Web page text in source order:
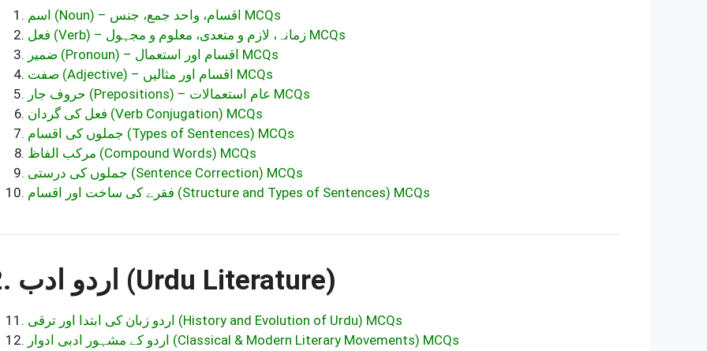
اسم (Noun) – اقسام، واحد جمع، جنس MCQs
فعل (Verb) – زمانہ، لازم و متعدی، معلوم و مجہول MCQs
ضمیر (Pronoun) – اقسام اور استعمال MCQs
صفت (Adjective) – اقسام اور مثالیں MCQs
حروف جار (Prepositions) – عام استعمالات MCQs
فعل کی گردان (Verb Conjugation) MCQs
جملوں کی اقسام (Types of Sentences) MCQs
مرکب الفاظ (Compound Words) MCQs
جملوں کی درستی (Sentence Correction) MCQs
فقرے کی ساخت اور اقسام (Structure and Types of Sentences) MCQs
2. اردو ادب (Urdu Literature)
اردو زبان کی ابتدا اور ترقی (History and Evolution of Urdu) MCQs
اردو کے مشہور ادبی ادوار (Classical & Modern Literary Movements) MCQs